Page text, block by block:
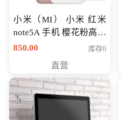
小米（MI） 小米 红米
note5A 手机 樱花粉高配
版 全网通(3G+32G)
850.00 库存0
直营